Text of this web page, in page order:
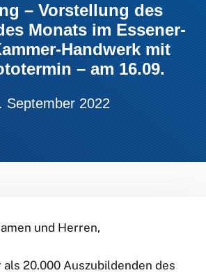
– Vorstellung des
Monats im Essener-
Handwerk mit
– am 16.09.
September 2022
und Herren,
20.000 Auszubildenden des